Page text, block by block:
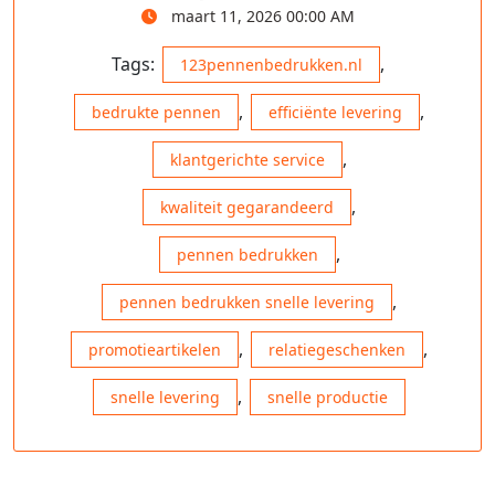
maart 11, 2026 00:00 AM
Tags: 123pennenbedrukken.nl ,
bedrukte pennen , efficiënte levering ,
klantgerichte service ,
kwaliteit gegarandeerd ,
pennen bedrukken ,
pennen bedrukken snelle levering ,
promotieartikelen , relatiegeschenken ,
snelle levering , snelle productie